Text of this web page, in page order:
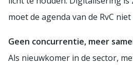
moet de agenda van de RvC
Geen concurrentie, meer
Als nieuwkomer in de sector,